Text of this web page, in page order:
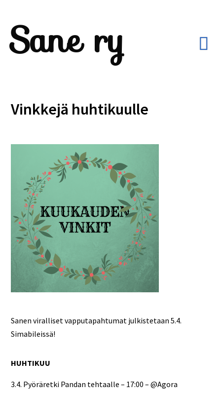
Sane ry
Vinkkejä huhtikuulle
Sanen viralliset vapputapahtumat julkistetaan 5.4.
Simabileissä!
HUHTIKUU
3.4. Pyöräretki Pandan tehtaalle – 17:00 – @Agora